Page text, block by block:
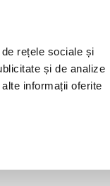
rețele sociale și
și de analize
informații oferite